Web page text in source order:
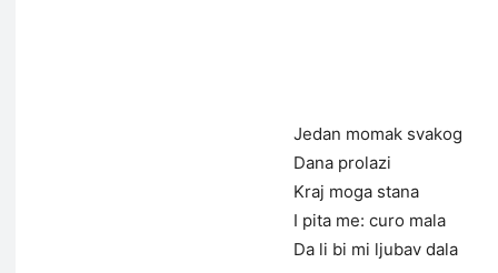
Jedan momak svakog
Dana prolazi
Kraj moga stana
I pita me: curo mala
Da li bi mi ljubav dala